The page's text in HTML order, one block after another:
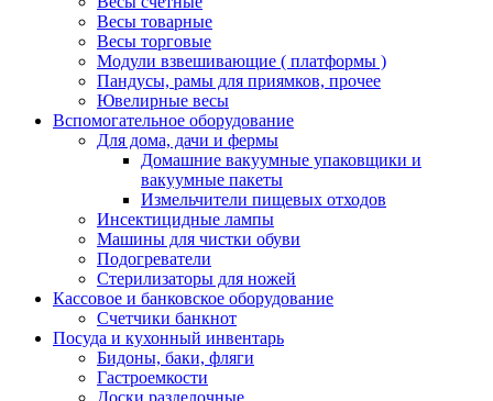
Весы товарные
Весы торговые
Модули взвешивающие ( платформы )
Пандусы, рамы для приямков, прочее
Ювелирные весы
Вспомогательное оборудование
Для дома, дачи и фермы
Домашние вакуумные упаковщики и
вакуумные пакеты
Измельчители пищевых отходов
Инсектицидные лампы
Машины для чистки обуви
Подогреватели
Стерилизаторы для ножей
Кассовое и банковское оборудование
Счетчики банкнот
Посуда и кухонный инвентарь
Бидоны, баки, фляги
Гастроемкости
Доски разделочные